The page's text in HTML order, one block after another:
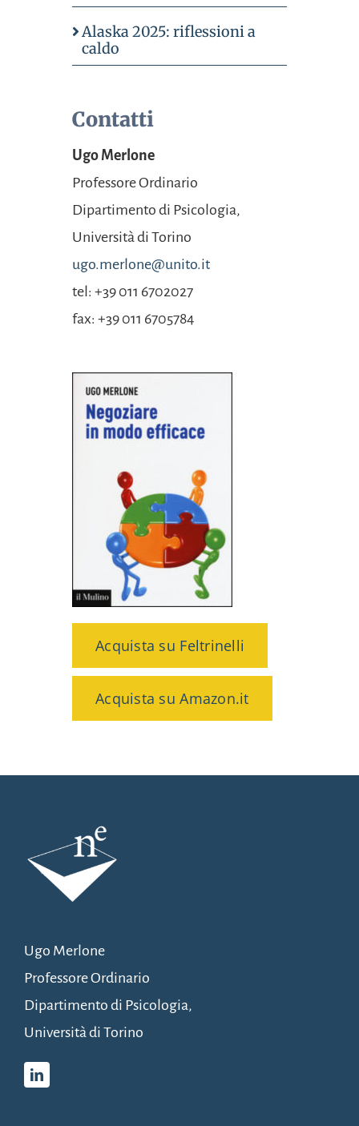
Alaska 2025: riflessioni a
caldo
Contatti
Ugo Merlone
Professore Ordinario
Dipartimento di Psicologia,
Università di Torino
ugo.merlone@unito.it
tel: +39 011 6702027
fax: +39 011 6705784
Acquista su Feltrinelli
Acquista su Amazon.it
Ugo Merlone
Professore Ordinario
Dipartimento di Psicologia,
Università di Torino